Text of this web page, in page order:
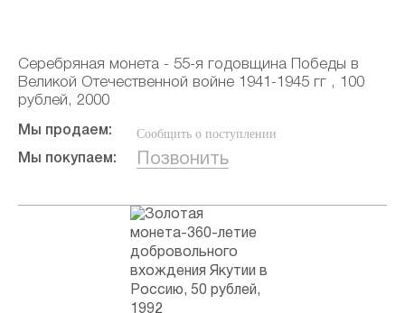
Серебряная монета - 55-я годовщина Победы в
Великой Отечественной войне 1941-1945 гг , 100
рублей, 2000
Мы продаем: Сообщить о поступлении
Мы покупаем: Позвонить